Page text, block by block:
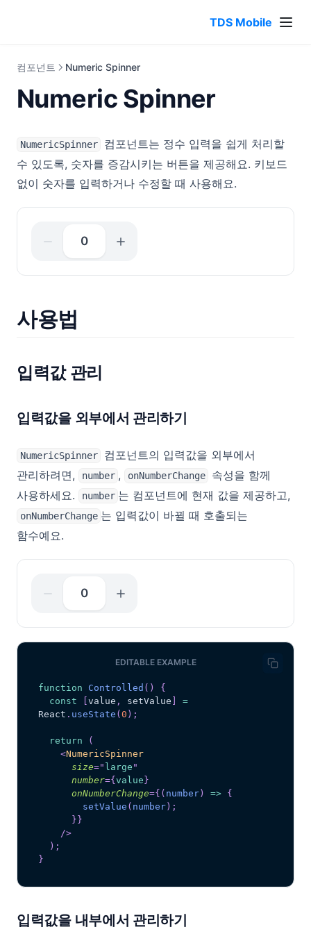
TDS Mobile
컴포넌트 Numeric Spinner
Numeric Spinner
NumericSpinner
컴포넌트는 정수 입력을 쉽게 처리할
수 있도록, 숫자를 증감시키는 버튼을 제공해요. 키보드
없이 숫자를 입력하거나 수정할 때 사용해요.
0
사용법
입력값 관리
입력값을 외부에서 관리하기
NumericSpinner
컴포넌트의 입력값을 외부에서
관리하려면,
number , onNumberChange
속성을 함께
사용하세요.
number 는 컴포넌트에 현재 값을 제공하고,
onNumberChange 는 입력값이 바뀔 때 호출되는
함수예요.
0
EDITABLE EXAMPLE
function Controlled ( )
{
const
value , setValue
=
React . useState ( 0 ) ;
return
(
<NumericSpinner
size=" large "
number={ value }
onNumberChange={ ( number ) => {
setValue ( number ) ;
} }
/>
) ;
}
입력값을 내부에서 관리하기